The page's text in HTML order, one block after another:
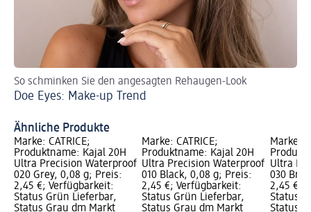
So schminken Sie den angesagten Rehaugen-Look
Doe Eyes: Make-up Trend
Ähnliche Produkte
Marke: CATRICE;
Produktname: Kajal 20H
Ultra Precision Waterproof
020 Grey, 0,08 g; Preis:
2,45 €; Verfügbarkeit:
Status Grün Lieferbar,
Status Grau dm Markt
Marke: CATRICE;
Produktname: Kajal 20H
Ultra Precision Waterproof
010 Black, 0,08 g; Preis:
2,45 €; Verfügbarkeit:
Status Grün Lieferbar,
Status Grau dm Markt
Marke:
Ultra
030
2,45 €;
Status
Status